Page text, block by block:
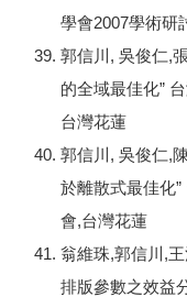
學會2007學術研
郭信川, 吳俊仁,
的全域最佳化”
台灣花蓮
郭信川, 吳俊仁,
於離散式最佳化
會,台灣花蓮
翁維珠,郭信川,
排版參數之效益